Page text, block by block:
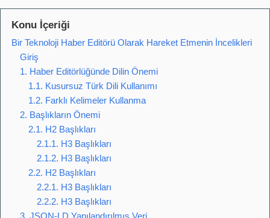
Konu İçeriği
Bir Teknoloji Haber Editörü Olarak Hareket Etmenin İncelikleri
Giriş
1. Haber Editörlüğünde Dilin Önemi
1.1. Kusursuz Türk Dili Kullanımı
1.2. Farklı Kelimeler Kullanma
2. Başlıkların Önemi
2.1. H2 Başlıkları
2.1.1. H3 Başlıkları
2.1.2. H3 Başlıkları
2.2. H2 Başlıkları
2.2.1. H3 Başlıkları
2.2.2. H3 Başlıkları